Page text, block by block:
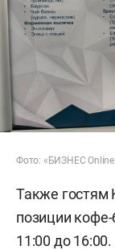
Фото: «БИЗНЕС
Также гостям
позиции
11:00 до